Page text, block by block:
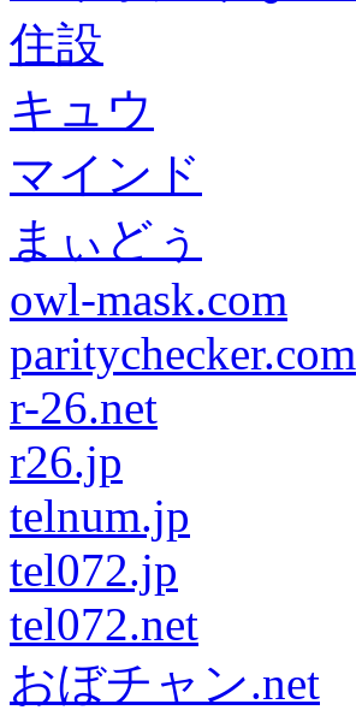
住設
キュウ
マインド
まぃどぅ
owl-mask.com
paritychecker.com
r-26.net
r26.jp
telnum.jp
tel072.jp
tel072.net
おぼチャン.net